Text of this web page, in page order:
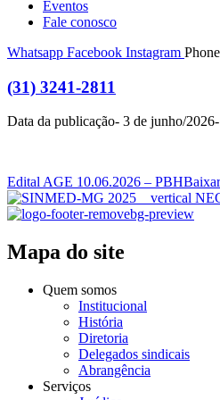
Eventos
Fale conosco
Whatsapp Facebook Instagram
(31) 3241-2811
Data da publicação- 3 de junho/
Edital AGE 10.06.2026 – PBHBaixar
Mapa do site
Quem somos
Institucional
História
Diretoria
Delegados sindicais
Abrangência
Serviços